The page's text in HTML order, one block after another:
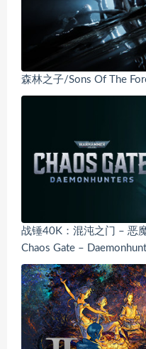
森林之子/Sons Of The
战锤40K：混沌之门 – 恶
Chaos Gate –